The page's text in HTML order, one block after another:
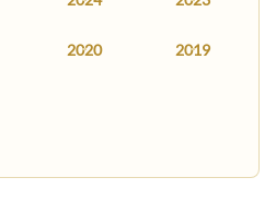
2020 2019